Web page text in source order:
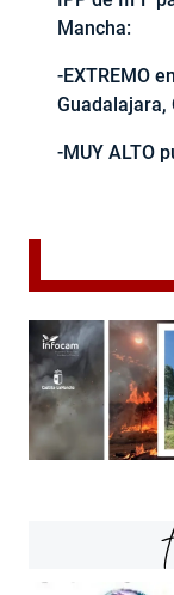
Mancha:
-EXTREMO
Guadalajara,
-MUY ALTO